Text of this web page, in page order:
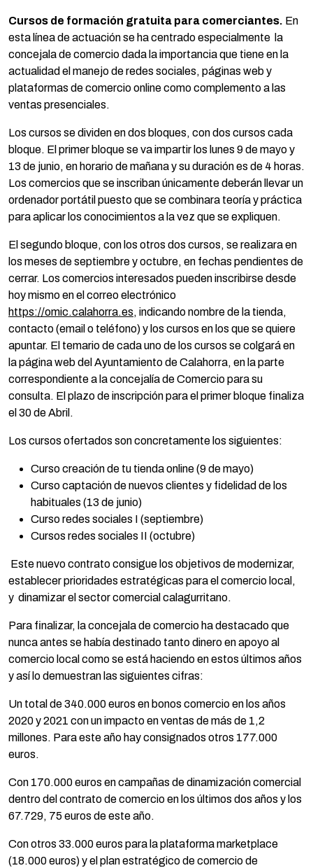
Cursos de formación gratuita para comerciantes. En
esta línea de actuación se ha centrado especialmente la
concejala de comercio dada la importancia que tiene en la
actualidad el manejo de redes sociales, páginas web y
plataformas de comercio online como complemento a las
ventas presenciales.
Los cursos se dividen en dos bloques, con dos cursos cada
bloque. El primer bloque se va impartir los lunes 9 de mayo y
13 de junio, en horario de mañana y su duración es de 4 horas.
Los comercios que se inscriban únicamente deberán llevar un
ordenador portátil puesto que se combinara teoría y práctica
para aplicar los conocimientos a la vez que se expliquen.
El segundo bloque, con los otros dos cursos, se realizara en
los meses de septiembre y octubre, en fechas pendientes de
cerrar. Los comercios interesados pueden inscribirse desde
hoy mismo en el correo electrónico
https://omic.calahorra.es, indicando nombre de la tienda,
contacto (email o teléfono) y los cursos en los que se quiere
apuntar. El temario de cada uno de los cursos se colgará en
la página web del Ayuntamiento de Calahorra, en la parte
correspondiente a la concejalía de Comercio para su
consulta. El plazo de inscripción para el primer bloque finaliza
el 30 de Abril.
Los cursos ofertados son concretamente los siguientes:
Curso creación de tu tienda online (9 de mayo)
Curso captación de nuevos clientes y fidelidad de los
habituales (13 de junio)
Curso redes sociales I (septiembre)
Cursos redes sociales II (octubre)
Este nuevo contrato consigue los objetivos de modernizar,
establecer prioridades estratégicas para el comercio local,
y dinamizar el sector comercial calagurritano.
Para finalizar, la concejala de comercio ha destacado que
nunca antes se había destinado tanto dinero en apoyo al
comercio local como se está haciendo en estos últimos años
y así lo demuestran las siguientes cifras:
Un total de 340.000 euros en bonos comercio en los años
2020 y 2021 con un impacto en ventas de más de 1,2
millones. Para este año hay consignados otros 177.000
euros.
Con 170.000 euros en campañas de dinamización comercial
dentro del contrato de comercio en los últimos dos años y los
67.729, 75 euros de este año.
Con otros 33.000 euros para la plataforma marketplace
(18.000 euros) y el plan estratégico de comercio de